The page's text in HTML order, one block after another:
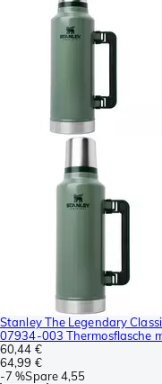
Stanley The Legendary
07934-003 Thermosflasche
60,44 €
64,99 €
-7 %Spare4,55